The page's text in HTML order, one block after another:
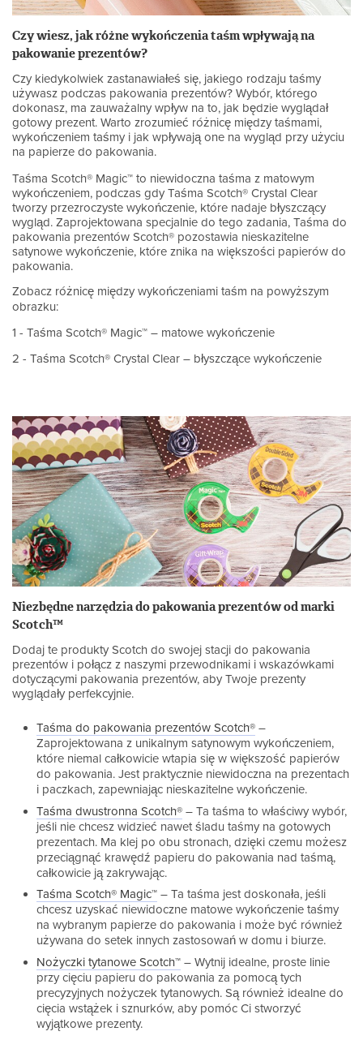
Czy wiesz, jak różne wykończenia taśm wpływają na
pakowanie prezentów?
Czy kiedykolwiek zastanawiałeś się, jakiego rodzaju taśmy
używasz podczas pakowania prezentów? Wybór, którego
dokonasz, ma zauważalny wpływ na to, jak będzie wyglądał
gotowy prezent. Warto zrozumieć różnicę między taśmami,
wykończeniem taśmy i jak wpływają one na wygląd przy użyciu
na papierze do pakowania.
Taśma Scotch® Magic™ to niewidoczna taśma z matowym
wykończeniem, podczas gdy Taśma Scotch® Crystal Clear
tworzy przezroczyste wykończenie, które nadaje błyszczący
wygląd. Zaprojektowana specjalnie do tego zadania, Taśma do
pakowania prezentów Scotch® pozostawia nieskazitelne
satynowe wykończenie, które znika na większości papierów do
pakowania.
Zobacz różnicę między wykończeniami taśm na powyższym
obrazku:
1 - Taśma Scotch® Magic™ – matowe wykończenie
2 - Taśma Scotch® Crystal Clear – błyszczące wykończenie
Niezbędne narzędzia do pakowania prezentów od marki
Scotch™
Dodaj te produkty Scotch do swojej stacji do pakowania
prezentów i połącz z naszymi przewodnikami i wskazówkami
dotyczącymi pakowania prezentów, aby Twoje prezenty
wyglądały perfekcyjnie.
Taśma do pakowania prezentów Scotch® –
Zaprojektowana z unikalnym satynowym wykończeniem,
które niemal całkowicie wtapia się w większość papierów
do pakowania. Jest praktycznie niewidoczna na prezentach
i paczkach, zapewniając nieskazitelne wykończenie.
Taśma dwustronna Scotch® – Ta taśma to właściwy wybór,
jeśli nie chcesz widzieć nawet śladu taśmy na gotowych
prezentach. Ma klej po obu stronach, dzięki czemu możesz
przeciągnąć krawędź papieru do pakowania nad taśmą,
całkowicie ją zakrywając.
Taśma Scotch® Magic™ – Ta taśma jest doskonała, jeśli
chcesz uzyskać niewidoczne matowe wykończenie taśmy
na wybranym papierze do pakowania i może być również
używana do setek innych zastosowań w domu i biurze.
Nożyczki tytanowe Scotch™ – Wytnij idealne, proste linie
przy cięciu papieru do pakowania za pomocą tych
precyzyjnych nożyczek tytanowych. Są również idealne do
cięcia wstążek i sznurków, aby pomóc Ci stworzyć
wyjątkowe prezenty.